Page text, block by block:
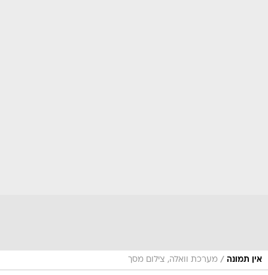
אין תמונה / מערכת וואלה, צילום מסך